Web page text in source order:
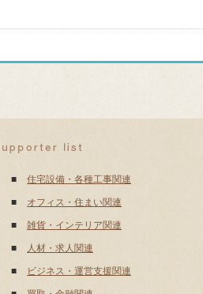
住宅設備・各種工事関連
■
オフィス・住まい関連
■
雑貨・インテリア関連
■
人材・求人関連
■
ビジネス・運営支援関連
■